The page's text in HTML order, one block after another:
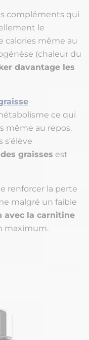
compléments qui
le
calories même au
(chaleur du
davantage les
ce qui
même au repos.
graisses est
renforcer la perte
malgré un faible
avec la carnitine
maximum.